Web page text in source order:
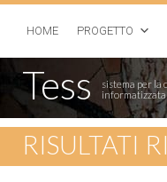
HOME PROGETTO
Tess
sistema per la
RISULTATI